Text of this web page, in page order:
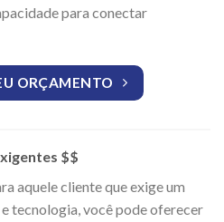
para conectar
ORÇAMENTO
$$
aquele cliente que exige um
tecnologia, você pode oferecer